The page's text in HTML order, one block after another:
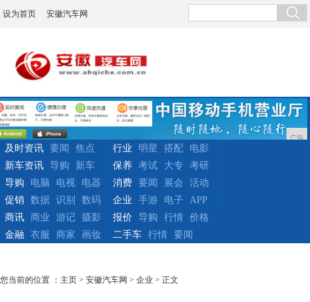
设为首页 安徽汽车网
广告
及时资讯 要闻
焦点
新车资讯
导购 新车
行业 明星 搭配
电影
保养
考试 大专
考研
导购
电脑 电视
电器
促销
数据 识别 数码
消费 要闻 展会
活动
企业
手游 电子
APP
商讯
商业 游记
摄影
金融
衣服 商家 画妆
报价 导购 行情
价格
二手车
行情 要闻
您当前的位置 ： 主页 > 安徽汽车网 > 企业 > 正文